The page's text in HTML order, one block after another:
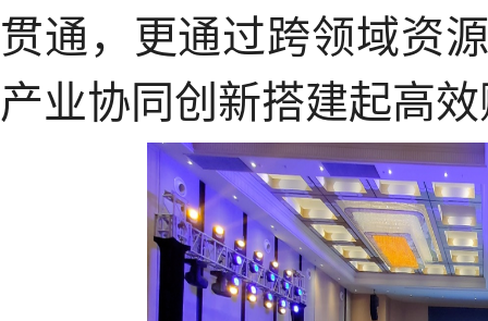
贯通，更通过跨领域资
产业协同创新搭建起高